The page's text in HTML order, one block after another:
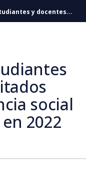
y docentes
los impuestos en
social
2022